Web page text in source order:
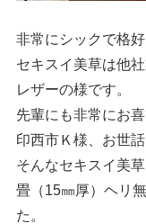
非常にシックで格
セキスイ美草は他
レザーの様です。
先輩にも非常にお
印西市Ｋ様、お世
そんなセキスイ美
畳（15㎜厚）ヘリ
た。